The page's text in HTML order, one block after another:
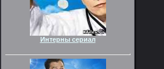
Интерны сериал